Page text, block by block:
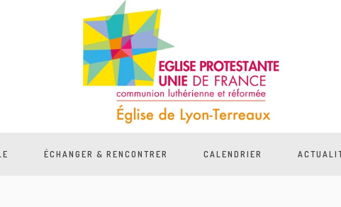
ÉCHANGER & RENCONTRER CALENDRIER